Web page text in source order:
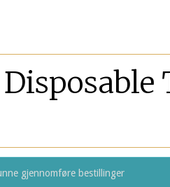
gjennomføre bestillinger